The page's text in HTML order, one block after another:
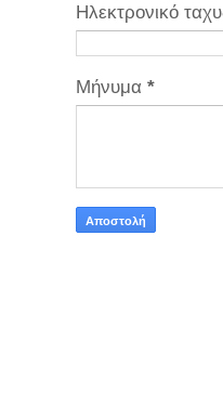
Ηλεκτρονικό
Μήνυμα *